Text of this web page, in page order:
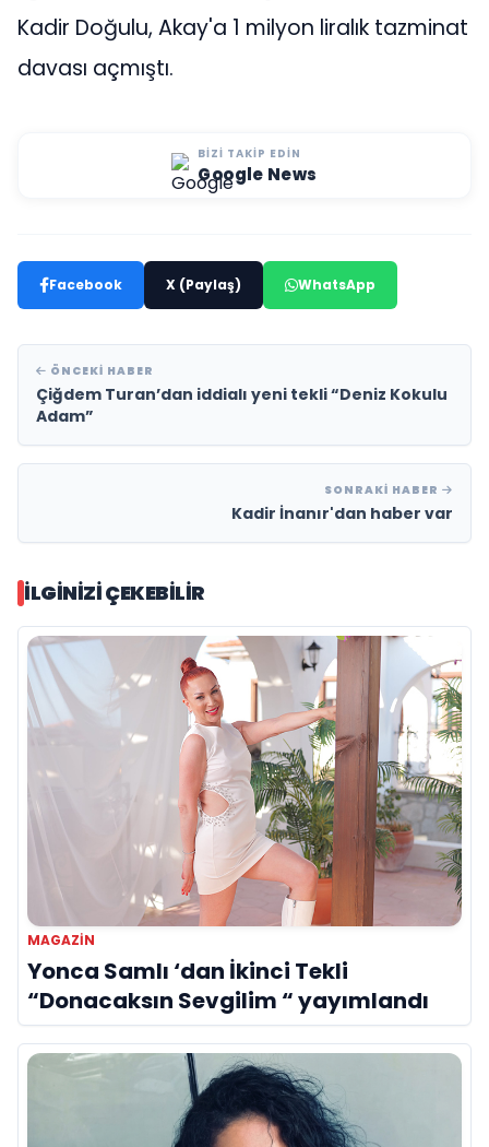
Kadir Doğulu, Akay'a 1 milyon liralık tazminat
davası açmıştı.
BIZI TAKIP EDIN
Google News
Facebook X (Paylaş) WhatsApp
ÖNCEKI HABER
Çiğdem Turan’dan iddialı yeni tekli “Deniz Kokulu
Adam”
SONRAKI HABER
Kadir İnanır'dan haber var
İLGINIZI ÇEKEBILIR
MAGAZIN
Yonca Samlı ‘dan İkinci Tekli
“Donacaksın Sevgilim “ yayımlandı